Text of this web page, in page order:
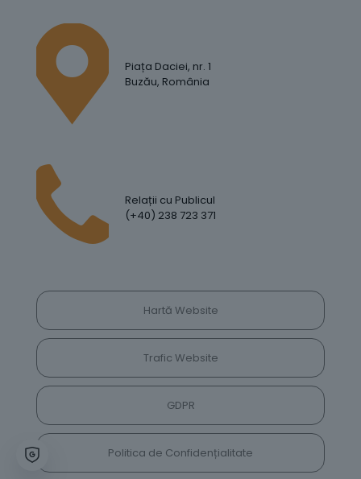
Piața Daciei, nr. 1
Buzău, România
Relații cu Publicul
(+40) 238 723 371
Hartă Website
Trafic Website
GDPR
Politica de Confidențialitate